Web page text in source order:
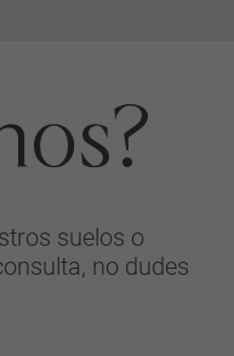
suelos o
no dudes